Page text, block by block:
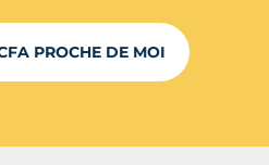
PROCHE DE MOI